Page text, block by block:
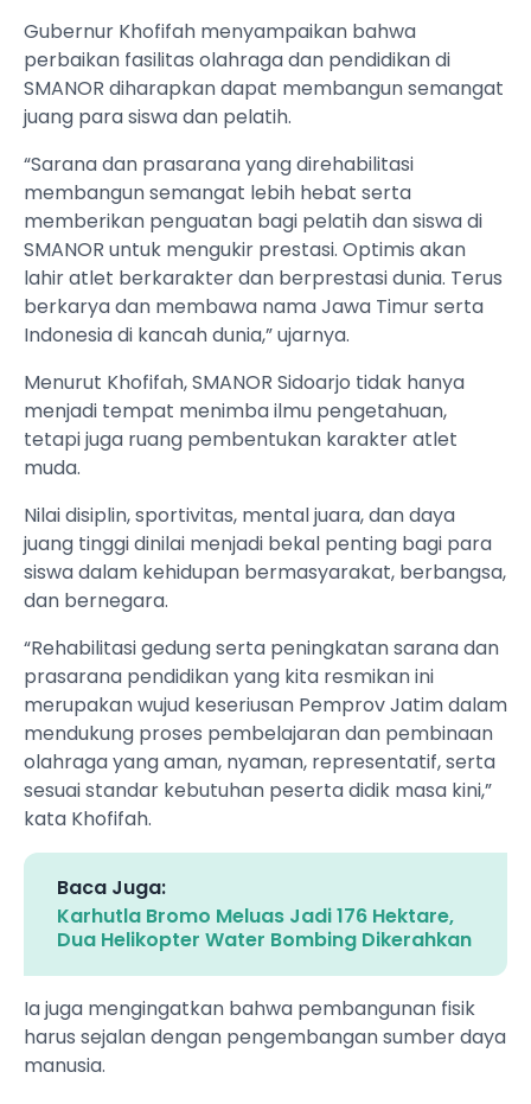
Gubernur Khofifah menyampaikan bahwa
perbaikan fasilitas olahraga dan pendidikan di
SMANOR diharapkan dapat membangun semangat
juang para siswa dan pelatih.
“Sarana dan prasarana yang direhabilitasi
membangun semangat lebih hebat serta
memberikan penguatan bagi pelatih dan siswa di
SMANOR untuk mengukir prestasi. Optimis akan
lahir atlet berkarakter dan berprestasi dunia. Terus
berkarya dan membawa nama Jawa Timur serta
Indonesia di kancah dunia,” ujarnya.
Menurut Khofifah, SMANOR Sidoarjo tidak hanya
menjadi tempat menimba ilmu pengetahuan,
tetapi juga ruang pembentukan karakter atlet
muda.
Nilai disiplin, sportivitas, mental juara, dan daya
juang tinggi dinilai menjadi bekal penting bagi para
siswa dalam kehidupan bermasyarakat, berbangsa,
dan bernegara.
“Rehabilitasi gedung serta peningkatan sarana dan
prasarana pendidikan yang kita resmikan ini
merupakan wujud keseriusan Pemprov Jatim dalam
mendukung proses pembelajaran dan pembinaan
olahraga yang aman, nyaman, representatif, serta
sesuai standar kebutuhan peserta didik masa kini,”
kata Khofifah.
Baca Juga:
Karhutla Bromo Meluas Jadi 176 Hektare,
Dua Helikopter Water Bombing Dikerahkan
Ia juga mengingatkan bahwa pembangunan fisik
harus sejalan dengan pengembangan sumber daya
manusia.